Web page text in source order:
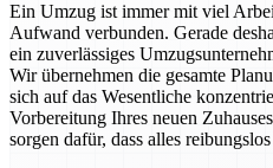
Ein Umzug ist immer mit viel
Aufwand verbunden. Gerade
ein zuverlässiges
Wir übernehmen die gesamte
sich auf das Wesentliche
Vorbereitung Ihres neuen
sorgen dafür, dass alles